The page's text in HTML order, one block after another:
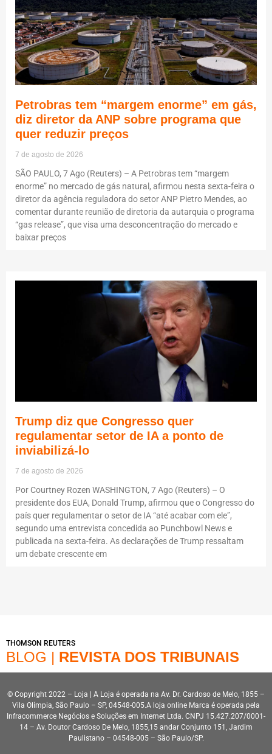
Petrobras tem “margem enorme” em gás,
diz diretor da ANP sobre programa que
quer reduzir preços
7 de agosto de 2026
SÃO PAULO, 7 Ago (Reuters) – A Petrobras tem “margem
enorme” no mercado de gás natural, afirmou nesta sexta-feira o
diretor da agência reguladora do setor ANP Pietro Mendes, ao
comentar durante reunião de diretoria da autarquia o programa
“gas release”, que visa uma desconcentração do mercado e
baixar preços
Trump diz que Congresso quer
regulamentar setor de IA a ponto de
inviabilizá-lo
7 de agosto de 2026
Por Courtney Rozen WASHINGTON, 7 Ago (Reuters) – O
presidente dos EUA, Donald Trump, afirmou que o Congresso do
país quer regulamentar o setor de IA “até acabar com ele”,
segundo uma entrevista concedida ao Punchbowl News e
publicada na sexta-feira. As declarações de Trump ressaltam
um debate crescente em
THOMSON REUTERS
BLOG | REVISTA DOS TRIBUNAIS
© Copyright 2022 – Loja | A Loja é operada na Av. Dr. Cardoso de Melo, 1855 –
Vila Olímpia, São Paulo – SP, 04548-005.A loja online Marca é operada pela
Infracommerce Negócios e Soluções em Internet Ltda. CNPJ 15.427.207/0001-
14 – Av. Doutor Cardoso De Melo, 1855,15 andar Conjunto 151, Jardim
Paulistano – 04548-005 – São Paulo/SP.